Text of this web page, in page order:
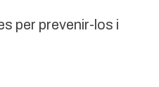
per prevenir-los i